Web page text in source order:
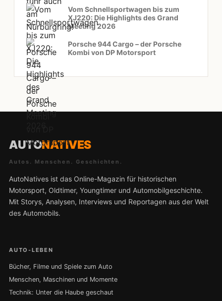
Vom Schnellsportwagen bis zum
XJ220: Die Highlights des Grand
Meeting 2026
Porsche 944 Cargo – der Porsche
Kombi von DP Motorsport
AUTONATIVES
Autos. Menschen. Geschichten.
AutoNatives ist das Online-Magazin für historischen
Motorsport, Oldtimer, Youngtimer und Automobilgeschichte.
Mit Storys, Analysen, Interviews und Reportagen aus der Welt
des Automobils.
AUTO-LEBEN
Bücher, Filme und Spiele zum Auto
Menschen, Maschinen und Momente
Technik: Unter die Haube geschaut